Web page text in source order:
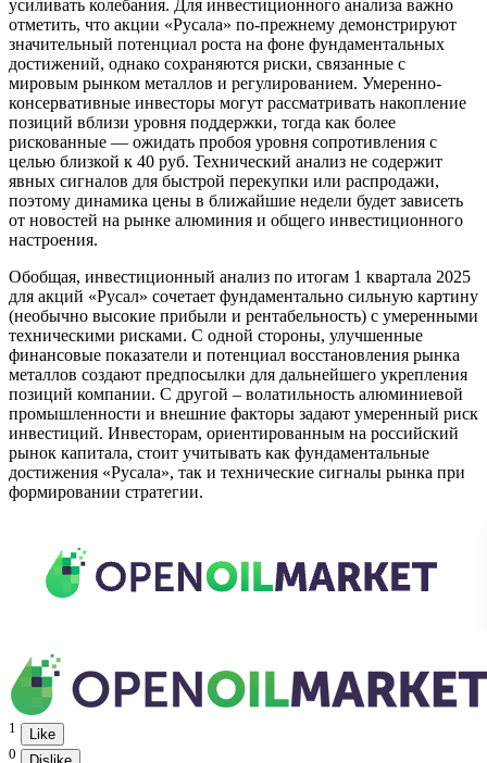
усиливать колебания. Для инвестиционного анализа важно
отметить, что акции «Русала» по-прежнему демонстрируют
значительный потенциал роста на фоне фундаментальных
достижений, однако сохраняются риски, связанные с
мировым рынком металлов и регулированием. Умеренно-
консервативные инвесторы могут рассматривать накопление
позиций вблизи уровня поддержки, тогда как более
рискованные — ожидать пробоя уровня сопротивления с
целью близкой к 40 руб. Технический анализ не содержит
явных сигналов для быстрой перекупки или распродажи,
поэтому динамика цены в ближайшие недели будет зависеть
от новостей на рынке алюминия и общего инвестиционного
настроения.
Обобщая, инвестиционный анализ по итогам 1 квартала 2025
для акций «Русал» сочетает фундаментально сильную картину
(необычно высокие прибыли и рентабельность) с умеренными
техническими рисками. С одной стороны, улучшенные
финансовые показатели и потенциал восстановления рынка
металлов создают предпосылки для дальнейшего укрепления
позиций компании. С другой – волатильность алюминиевой
промышленности и внешние факторы задают умеренный риск
инвестиций. Инвесторам, ориентированным на российский
рынок капитала, стоит учитывать как фундаментальные
достижения «Русала», так и технические сигналы рынка при
формировании стратегии.
1
Like
0